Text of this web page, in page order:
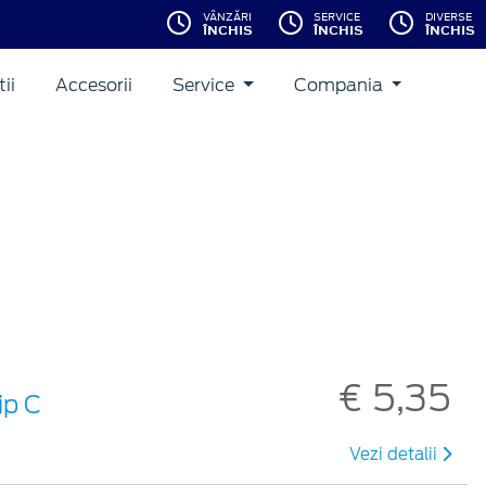
VÂNZĂRI
ÎNCHIS
SERVICE
ÎNCHIS
DIVERSE
ÎNCHIS
Accesorii Service Compania
C € 5,35
Vezi detalii